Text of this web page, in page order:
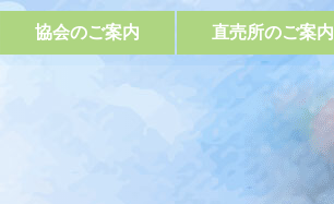
協会のご案内 直売所のご案内